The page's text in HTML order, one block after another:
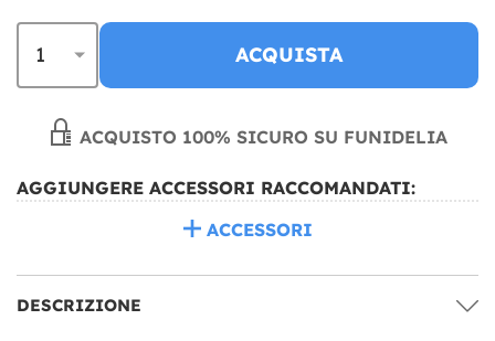
ACQUISTA
ACQUISTO 100% SICURO SU FUNIDELIA
AGGIUNGERE ACCESSORI RACCOMANDATI:
ACCESSORI
DESCRIZIONE